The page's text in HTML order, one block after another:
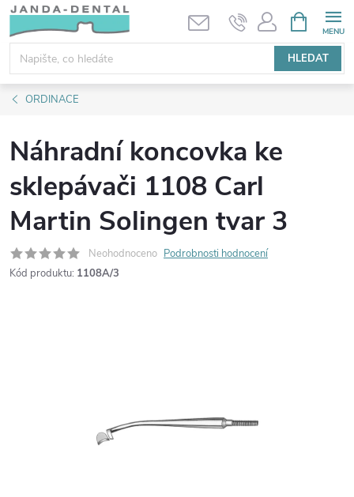
Přejít
obsah
HLEDAT
NÁKUPNÍ
KOŠÍK
ORDINACE
Náhradní koncovka ke
sklepávači 1108 Carl
Martin Solingen tvar 3
Neohodnoceno Podrobnosti hodnocení
Kód produktu: 1108A/3